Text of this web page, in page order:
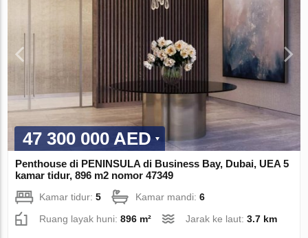
47 300 000 AED
Penthouse di PENINSULA di Business Bay, Dubai, UEA 5
kamar tidur, 896 m2 nomor 47349
Kamar tidur:5 Kamar mandi:6
Ruang layak huni:896 m² Jarak ke laut:3.7 km